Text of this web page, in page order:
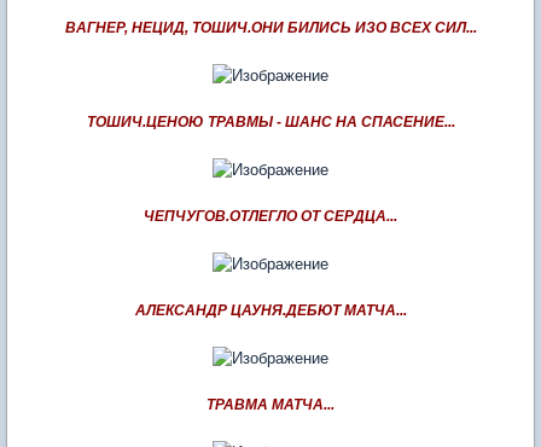
ВАГНЕР, НЕЦИД, ТОШИЧ.ОНИ БИЛИСЬ ИЗО ВСЕХ СИЛ...
ТОШИЧ.ЦЕНОЮ ТРАВМЫ - ШАНС НА СПАСЕНИЕ...
ЧЕПЧУГОВ.ОТЛЕГЛО ОТ СЕРДЦА...
АЛЕКСАНДР ЦАУНЯ.ДЕБЮТ МАТЧА...
ТРАВМА МАТЧА...